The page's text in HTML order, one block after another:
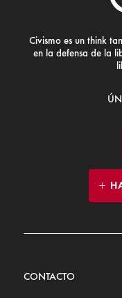
Civismo es un think
en la defensa de la
CONTACTO